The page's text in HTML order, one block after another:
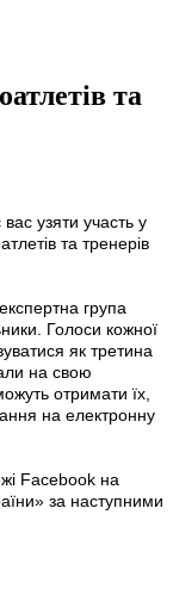
та
узяти участь у
та тренерів
група
Голоси кожної
як третина
на свою
отримати їх,
на електронну
Facebook на
за наступними